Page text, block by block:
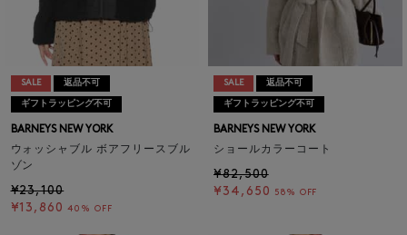
SALE 返品不可
ギフトラッピング不可
BARNEYS NEW YORK
ウォッシャブル ボアフリースブル
ゾン
¥23,100
¥13,860 40% OFF
SALE 返品不可
ギフトラッピング不可
BARNEYS NEW YORK
ショールカラーコート
¥82,500
¥34,650
58% OFF